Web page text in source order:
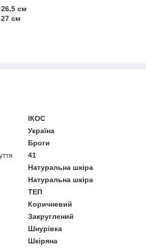
26,5 см
27 см
ІКОС
Україна
Броги
41
Натуральна шкіра
Натуральна шкіра
ТЕП
Коричневий
Закруглений
Шнурівка
Шкіряна